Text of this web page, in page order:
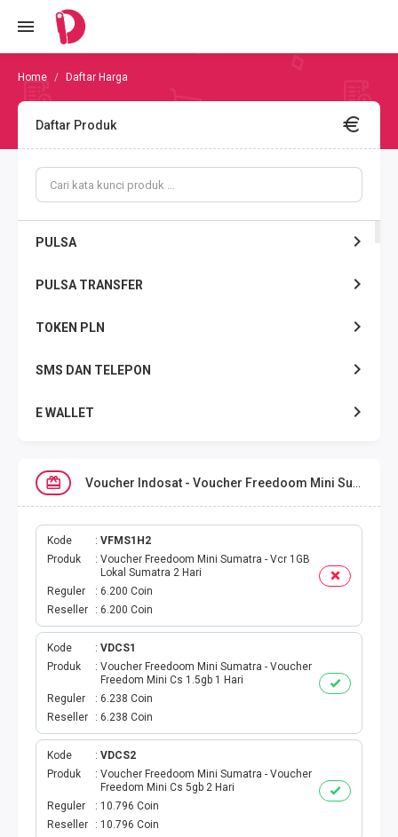
Daftar Harga
Daftar Produk
PULSA
PULSA TRANSFER
TOKEN PLN
SMS DAN TELEPON
E WALLET
DATA TELKOMSEL
DATA AXIS
DATA TRI
DATA INDOSAT
DATA XL
DATA BY.U
TOP UP GAME
Voucher Indosat - Voucher Freedoom Mini Sumatra
Kode
VFMS1H2
Produk
Voucher Freedoom Mini Sumatra - Vcr 1GB
Lokal Sumatra 2 Hari
Reguler
6.200 Coin
Reseller
6.200 Coin
Kode
VDCS1
Produk
Voucher Freedoom Mini Sumatra - Voucher
Freedom Mini Cs 1.5gb 1 Hari
Reguler
6.238 Coin
Reseller
6.238 Coin
Kode
VDCS2
Produk
Voucher Freedoom Mini Sumatra - Voucher
Freedom Mini Cs 5gb 2 Hari
Reguler
10.796 Coin
Reseller
10.796 Coin